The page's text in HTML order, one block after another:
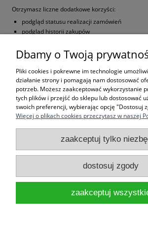
Otrzymasz liczne dodatkowe korzyści:
podgląd statusu realizacji zamówień
podgląd historii zakupów
zakupach
możliwość otrzymania rabatów i kuponów
zarejestruj się
Pomoc
Moje konto
Informacje
Dbamy o Twoją
Pliki cookies i pokrewne im technologie
działanie strony i pomagają nam dostosować
potrzeb. Możesz zaakceptować wykorzystanie
tych plików i przejść do sklepu lub dostosować
swoich preferencji, wybierając opcję "Dostosuj
Więcej o plikach cookies przeczytasz w naszej
zaakceptuj tylko
dostosuj zgody
zaakceptuj